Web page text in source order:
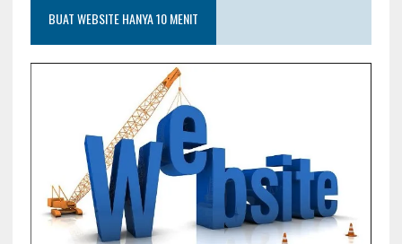
BUAT WEBSITE HANYA 10 MENIT